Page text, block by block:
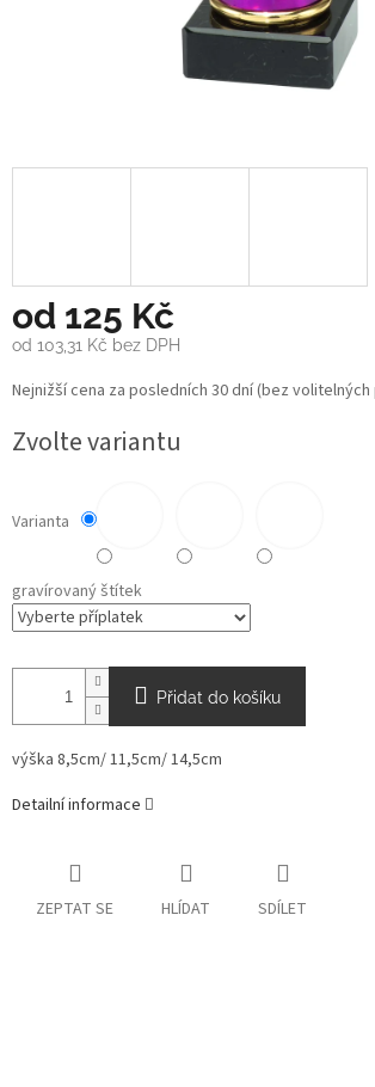
od 125 Kč
od 103,31 Kč bez DPH
Měrná
cena:
Nejnižší cena za posledních 30 dní (bez
Zvolte variantu
Varianta
gravírovaný štítek
Přidat do košíku
výška 8,5cm/ 11,5cm/ 14,5cm
Detailní informace
ZEPTAT SE HLÍDAT SDÍLET